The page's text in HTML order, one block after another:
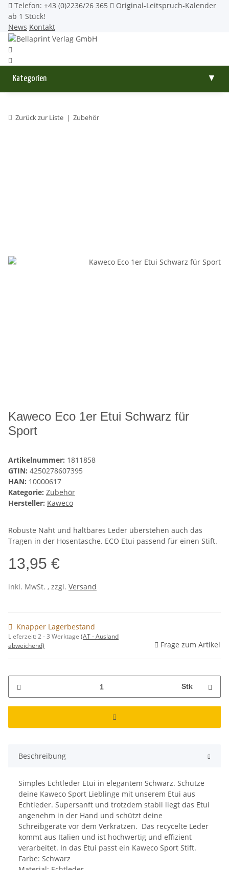
Telefon: +43 (0)2236/26 365
Original-Leitspruch-Kalender
ab 1 Stück!
News Kontakt
Kategorien ▼
Zurück zur Liste Zubehör
Kaweco Eco 1er Etui Schwarz für
Sport
Artikelnummer: 1811858
GTIN: 4250278607395
HAN: 10000617
Kategorie: Zubehör
Hersteller: Kaweco
Robuste Naht und haltbares Leder überstehen auch das
Tragen in der Hosentasche. ECO Etui passend für einen Stift.
13,95 €
inkl. MwSt. , zzgl. Versand
Knapper Lagerbestand
Lieferzeit:2 - 3 Werktage (AT - Ausland
abweichend)
Frage zum Artikel
Stk
Beschreibung
Simples Echtleder Etui in elegantem Schwarz. Schütze
deine Kaweco Sport Lieblinge mit unserem Etui aus
Echtleder. Supersanft und trotzdem stabil liegt das Etui
angenehm in der Hand und schützt deine
Schreibgeräte vor dem Verkratzen. Das recycelte Leder
kommt aus Italien und ist hochwertig und effizient
verarbeitet. In das Etui passt ein Kaweco Sport Stift.
Farbe: Schwarz